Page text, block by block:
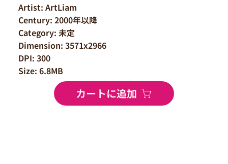
Artist: ArtLiam
Century: 2000年以降
Category: 未定
Dimension: 3571x2966
DPI: 300
Size: 6.8MB
カートに追加